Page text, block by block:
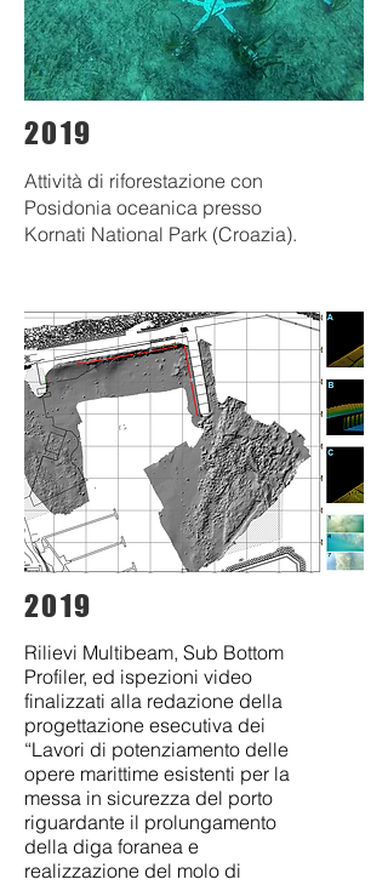
2019
Attività di riforestazione con
Posidonia oceanica presso
Kornati National Park (Croazia).
2019
Rilievi Multibeam, Sub Bottom
Profiler, ed ispezioni video
finalizzati alla redazione della
progettazione esecutiva dei
“Lavori di potenziamento delle
opere marittime esistenti per la
messa in sicurezza del porto
riguardante il prolungamento
della diga foranea e
realizzazione del molo di